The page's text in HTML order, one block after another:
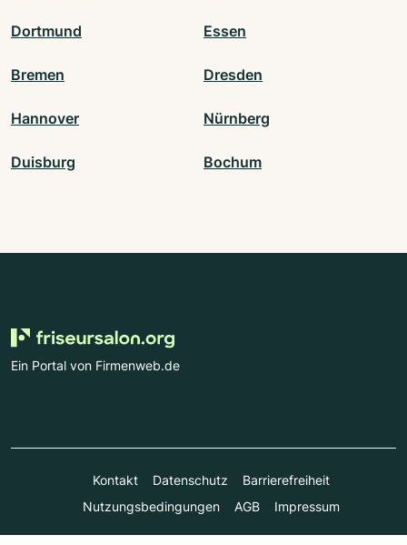
Dortmund Essen
Bremen Dresden
Hannover Nürnberg
Duisburg Bochum
Ein Portal von Firmenweb.de
Kontakt Datenschutz
Barrierefreiheit
Nutzungsbedingungen
AGB Impressum